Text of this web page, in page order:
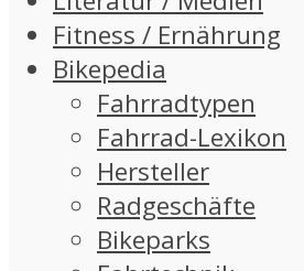
Fitness / Ernährung
Bikepedia
Fahrradtypen
Fahrrad-Lexikon
Hersteller
Radgeschäfte
Bikeparks